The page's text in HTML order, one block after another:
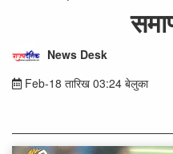
News Desk
Feb-18 तारिख 03:24 बेलुका